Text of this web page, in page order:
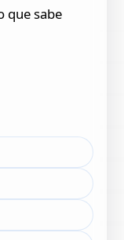
que sabe